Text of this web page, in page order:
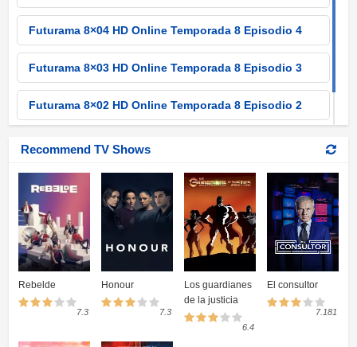
Futurama 8×04 HD Online Temporada 8 Episodio 4
Futurama 8×03 HD Online Temporada 8 Episodio 3
Futurama 8×02 HD Online Temporada 8 Episodio 2
Futurama 8×01 HD Online Temporada 8 Episodio 1
Recommend TV Shows
Rebelde
7.3
Honour
7.3
Los guardianes
de la justicia
6.4
El consultor
7.181